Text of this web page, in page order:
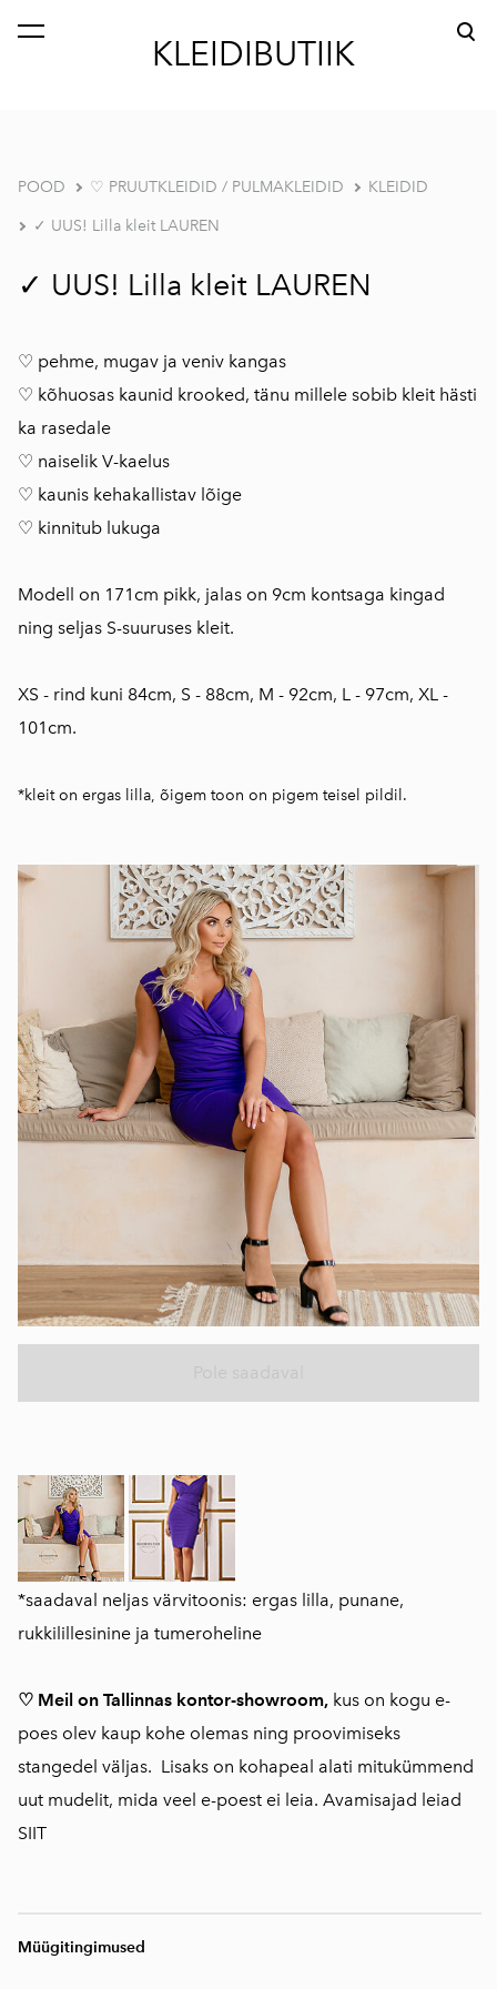
KLEIDIBUTIIK
lisati ostukorvi. Vaata ostukorvi
POOD ♡ PRUUTKLEIDID / PULMAKLEIDID KLEIDID
✓ UUS! Lilla kleit LAUREN
*saadaval neljas värvitoonis: ergas lilla, punane,
rukkilillesinine ja tumeroheline
♡ Meil on Tallinnas kontor-showroom, kus on kogu e-
poes olev kaup kohe olemas ning proovimiseks
stangedel väljas. Lisaks on kohapeal alati mitukümmend
uut mudelit, mida veel e-poest ei leia. Avamisajad leiad
SIIT
✓ UUS! Lilla kleit LAUREN
♡ pehme, mugav ja veniv kangas
♡ kõhuosas kaunid krooked, tänu millele sobib kleit hästi
ka rasedale
♡ naiselik V-kaelus
♡ kaunis kehakallistav lõige
♡ kinnitub lukuga
Modell on 171cm pikk, jalas on 9cm kontsaga kingad
ning seljas S-suuruses kleit.
XS - rind kuni 84cm, S - 88cm, M - 92cm, L - 97cm, XL -
101cm.
*kleit on ergas lilla, õigem toon on pigem teisel pildil.
Müügitingimused